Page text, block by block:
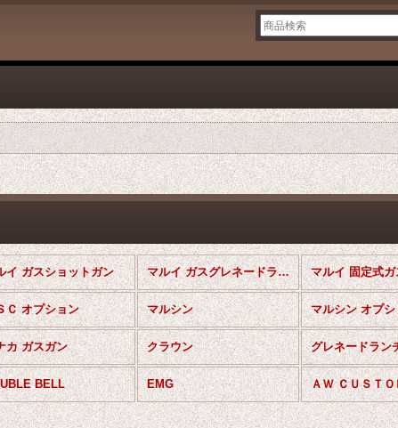
イ ガスショットガン マルイ ガスグレネードランチャー マルイ 固定式ガ
Ｃ オプション マルシン マルシン オプシ
カ ガスガン クラウン グレネードラ
BELL EMG ＡＷ ＣＵＳＴＯ